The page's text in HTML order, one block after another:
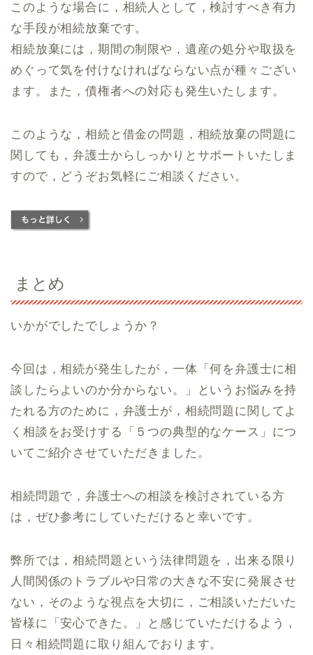
このような場合に，相続人として，検討すべき有力
な手段が相続放棄です。
相続放棄には，期間の制限や，遺産の処分や取扱を
めぐって気を付けなければならない点が種々ござい
ます。また，債権者への対応も発生いたします。
このような，相続と借金の問題，相続放棄の問題に
関しても，弁護士からしっかりとサポートいたしま
すので，どうぞお気軽にご相談ください。
まとめ
いかがでしたでしょうか？
今回は，相続が発生したが，一体「何を弁護士に相
談したらよいのか分からない。」というお悩みを持
たれる方のために，弁護士が，相続問題に関してよ
く相談をお受けする「５つの典型的なケース」につ
いてご紹介させていただきました。
相続問題で，弁護士への相談を検討されている方
は，ぜひ参考にしていただけると幸いです。
弊所では，相続問題という法律問題を，出来る限り
人間関係のトラブルや日常の大きな不安に発展させ
ない，そのような視点を大切に，ご相談いただいた
皆様に「安心できた。」と感じていただけるよう，
日々相続問題に取り組んでおります。